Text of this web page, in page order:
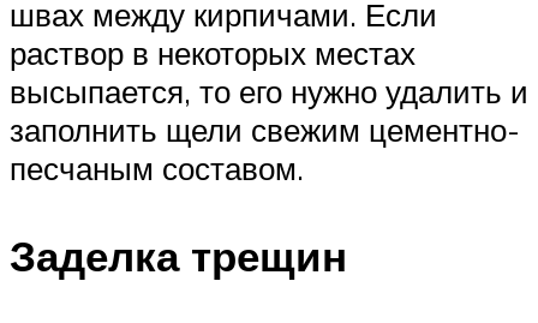
швах между кирпичами. Если
раствор в некоторых местах
высыпается, то его нужно удалить и
заполнить щели свежим цементно-
песчаным составом.
Заделка трещин